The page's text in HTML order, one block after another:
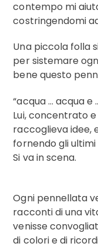
contempo mi
costringendomi
Una piccola folla
per sistemare
bene questo
“acqua … acqua e
Lui, concentrato
raccoglieva idee,
fornendo gli
Si va in scena.
Ogni pennellata
racconti di una
venisse
di colori e di